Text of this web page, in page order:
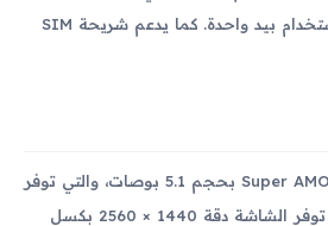
يجعله مريحًا للحمل والاستخدام بيد واحدة. كما يدعم شريحة SIM
يتميز الجهاز بشاشة Super AMOLED بحجم 5.1 بوصات، والتي توفر
ألوان زاهية وتباين ممتاز. توفر الشاشة دقة 1440 × 2560 بكسل